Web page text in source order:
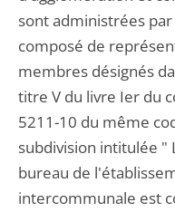
sont administrées
composé de
membres désignés
titre V du livre Ier du
5211-10 du même
subdivision intitulée "
bureau de
intercommunale est